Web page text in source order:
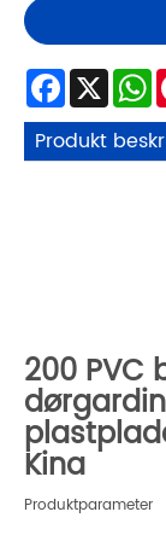
Facebook
X
Produkt
200 PVC
Kina
Produktparameter